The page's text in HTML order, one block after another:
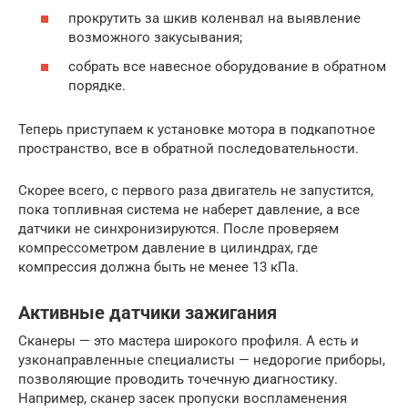
прокрутить за шкив коленвал на выявление
возможного закусывания;
собрать все навесное оборудование в обратном
порядке.
Теперь приступаем к установке мотора в подкапотное
пространство, все в обратной последовательности.
Скорее всего, с первого раза двигатель не запустится,
пока топливная система не наберет давление, а все
датчики не синхронизируются. После проверяем
компрессометром давление в цилиндрах, где
компрессия должна быть не менее 13 кПа.
Активные датчики зажигания
Сканеры — это мастера широкого профиля. А есть и
узконаправленные специалисты — недорогие приборы,
позволяющие проводить точечную диагностику.
Например, сканер засек пропуски воспламенения